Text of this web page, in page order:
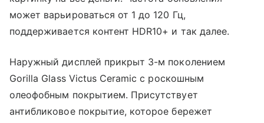
может варьироваться от 1 до 120 Гц,
поддерживается контент HDR10+ и так далее.
Наружный дисплей прикрыт 3-м поколением
Gorilla Glass Victus Ceramic с роскошным
олеофобным покрытием. Присутствует
антибликовое покрытие, которое бережет